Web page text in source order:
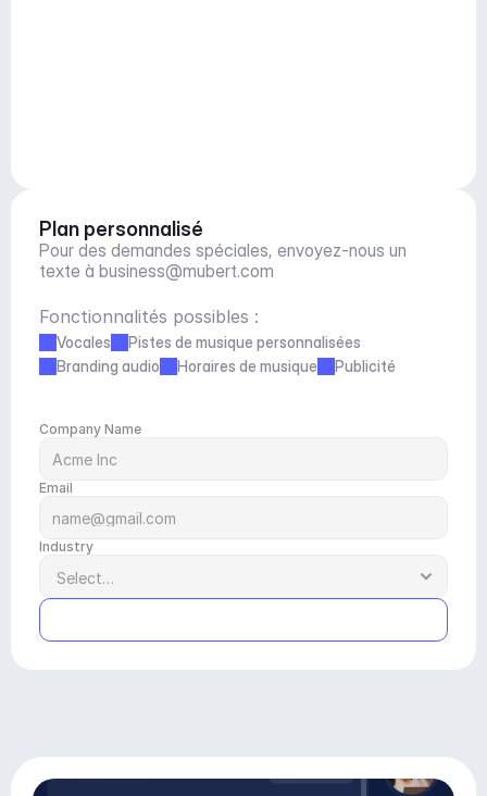
Plan personnalisé
Pour des demandes spéciales, envoyez-nous un
texte à business@mubert.com
Fonctionnalités possibles :
Vocales
Pistes de musique personnalisées
Branding audio
Horaires de musique Publicité
Company Name
Email
Industry